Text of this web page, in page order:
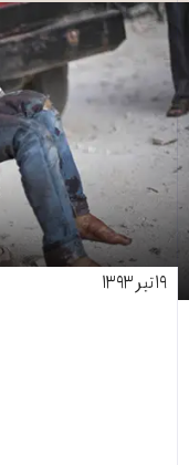
۱۹ تیر ۱۳۹۳